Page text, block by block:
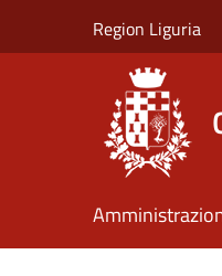
Region Liguria